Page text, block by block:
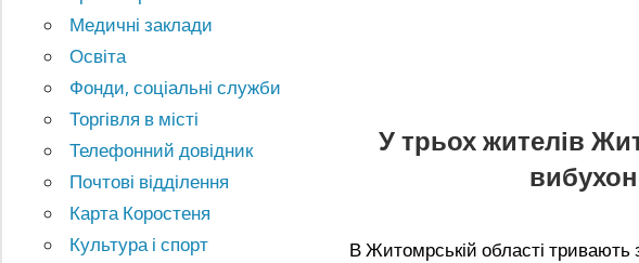
У трьох жителів
В Житомрській області тривають
Медичні заклади
Освіта
Фонди, соціальні служби
Торгівля в місті
Телефонний довідник
Почтові відділення
Карта Коростеня
Культура і спорт